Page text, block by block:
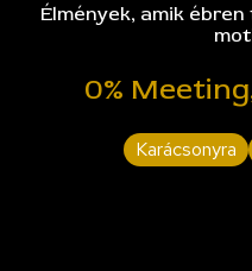
Élmények, amik
0%
Karácsonyra